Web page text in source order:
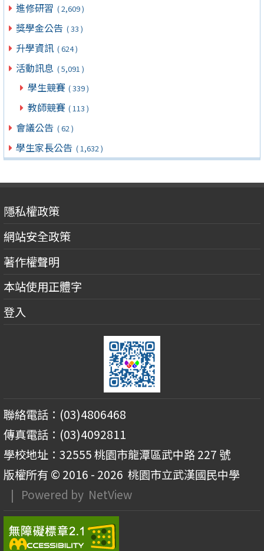
進修研習 ( 2,609 )
獎學金公告 ( 33 )
升學資訊 ( 624 )
活動訊息 ( 5,091 )
學生競賽 ( 339 )
教師競賽 ( 113 )
會議公告 ( 62 )
學生家長公告 ( 1,632 )
隱私權政策
網站安全政策
著作權聲明
本站使用正體字
登入
聯絡電話：(03)4806468
傳真電話：(03)4092811
學校地址：32555 桃園市龍潭區武中路 227 號
版權所有 © 2016 - 2026 桃園市立武漢國民中學
| Powered by NetView